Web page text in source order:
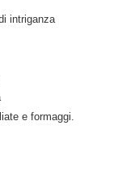
intriganza
e formaggi.